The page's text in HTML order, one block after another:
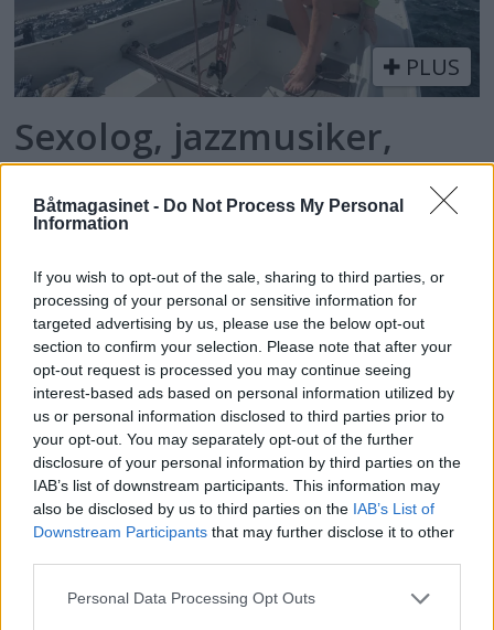
Båtmagasinet - Do Not Process My Personal
Information
If you wish to opt-out of the sale, sharing to third parties, or
processing of your personal or sensitive information for
targeted advertising by us, please use the below opt-out
section to confirm your selection. Please note that after your
opt-out request is processed you may continue seeing
interest-based ads based on personal information utilized by
us or personal information disclosed to third parties prior to
your opt-out. You may separately opt-out of the further
disclosure of your personal information by third parties on the
IAB’s list of downstream participants. This information may
also be disclosed by us to third parties on the IAB’s List of
Downstream Participants that may further disclose it to other
Personal Data Processing Opt Outs
PLUS
Sexolog, jazzmusiker,
rektor og båtfant
PLUS
Motorbåtdefilering i Risør